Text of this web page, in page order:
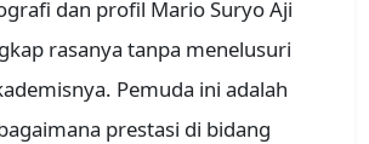
dan profil Mario Suryo Aji
rasanya tanpa menelusuri
Pemuda ini adalah
prestasi di bidang